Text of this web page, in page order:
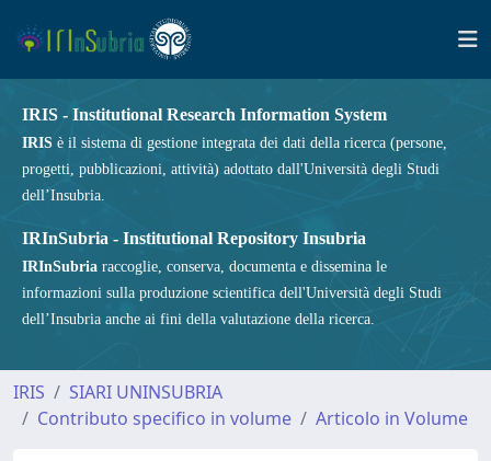
IRIS - Institutional Research Information System
IRIS è il sistema di gestione integrata dei dati della ricerca (persone,
progetti, pubblicazioni, attività) adottato dall'Università degli Studi
dell’Insubria.
IRInSubria - Institutional Repository Insubria
IRInSubria raccoglie, conserva, documenta e dissemina le
informazioni sulla produzione scientifica dell'Università degli Studi
dell’Insubria anche ai fini della valutazione della ricerca.
IRIS
SIARI UNINSUBRIA
Contributo specifico in volume
Articolo in Volume